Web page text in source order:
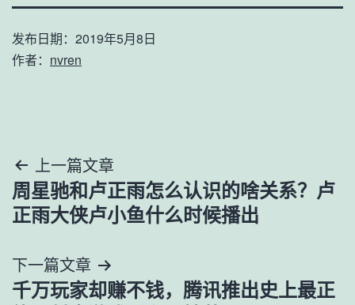
发布日期： 2019年5月8日
作者： nvren
文
章
航
上一篇文章
周星驰和卢正雨怎么认识的啥关系？卢
正雨大侠卢小鱼什么时候播出
下一篇文章
千万玩家却赚不钱，腾讯推出史上最正